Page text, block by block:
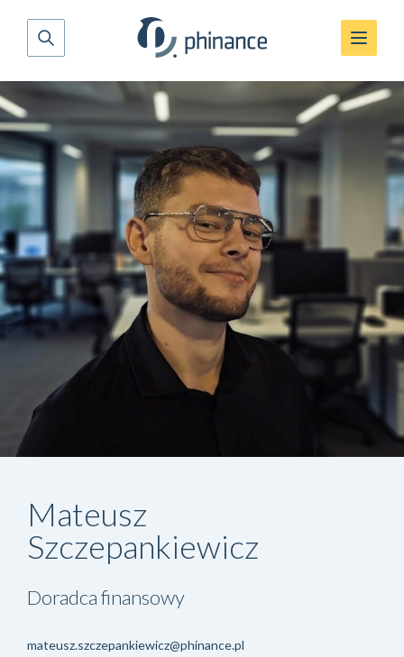
Mateusz
Szczepankiewicz
Doradca finansowy
mateusz.szczepankiewicz@phinance.pl